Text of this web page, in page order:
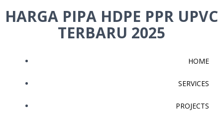
Skip
to
HARGA PIPA HDPE PPR UPVC
TERBARU 2025
HOME
SERVICES
PROJECTS